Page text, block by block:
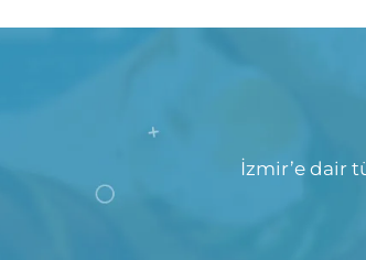
İzmir’e dair